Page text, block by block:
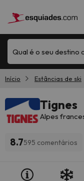
Qual é o seu destino
Início Estâncias de ski
Tignes
Alpes
8.7595 comentários